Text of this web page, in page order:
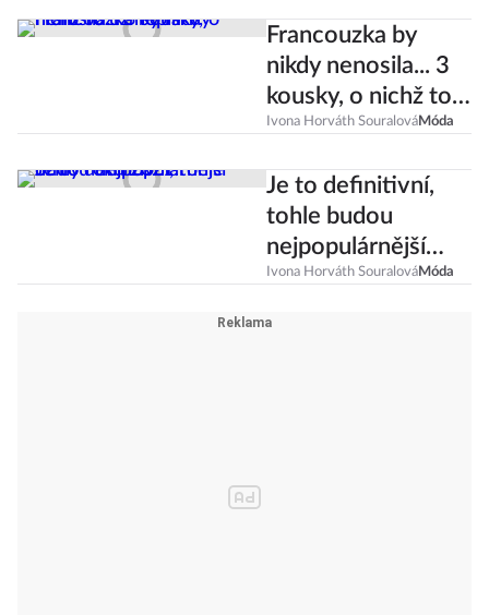
Francouzka by
nikdy nenosila... 3
kousky, o nichž to
už neplatí!
Ivona Horváth SouralováMóda
Je to definitivní,
tohle budou
nejpopulárnější
džíny roku 2021!
Ivona Horváth SouralováMóda